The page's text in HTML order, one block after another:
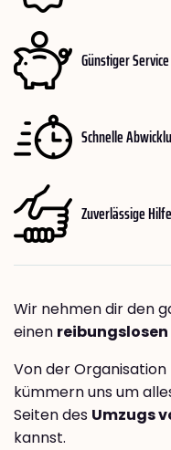
Günstiger Service
Schnelle
Zuverlässige Hilfe
Wir nehmen dir den
einen
Von der
kümmern uns um
Seiten des Umzugs
kannst.